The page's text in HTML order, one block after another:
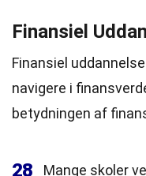
Finansiel
Finansiel
navigere i
betydningen af
28
Mange skoler